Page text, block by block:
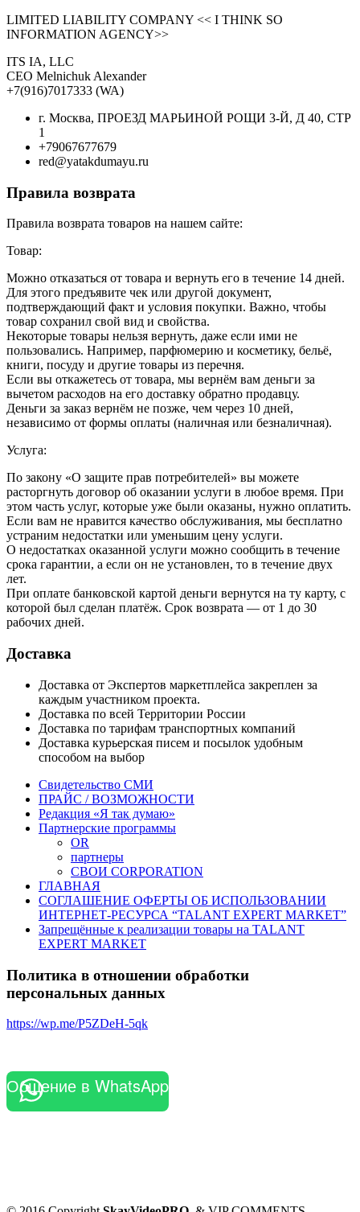
LIMITED LIABILITY COMPANY << I THINK SO
INFORMATION AGENCY>>
ITS IA, LLC
CEO Melnichuk Alexander
+7(916)7017333 (WA)
г. Москва, ПРОЕЗД МАРЬИНОЙ РОЩИ 3-Й, Д 40, СТР
1
+79067677679
red@yatakdumayu.ru
Правила возврата
Правила возврата товаров на нашем сайте:
Товар:
Можно отказаться от товара и вернуть его в течение 14 дней.
Для этого предъявите чек или другой документ,
подтверждающий факт и условия покупки. Важно, чтобы
товар сохранил свой вид и свойства.
Некоторые товары нельзя вернуть, даже если ими не
пользовались. Например, парфюмерию и косметику, бельё,
книги, посуду и другие товары из перечня.
Если вы откажетесь от товара, мы вернём вам деньги за
вычетом расходов на его доставку обратно продавцу.
Деньги за заказ вернём не позже, чем через 10 дней,
независимо от формы оплаты (наличная или безналичная).
Услуга:
По закону «О защите прав потребителей» вы можете
расторгнуть договор об оказании услуги в любое время. При
этом часть услуг, которые уже были оказаны, нужно оплатить.
Если вам не нравится качество обслуживания, мы бесплатно
устраним недостатки или уменьшим цену услуги.
О недостатках оказанной услуги можно сообщить в течение
срока гарантии, а если он не установлен, то в течение двух
лет.
При оплате банковской картой деньги вернутся на ту карту, с
которой был сделан платёж. Срок возврата — от 1 до 30
рабочих дней.
Доставка
Доставка от Экспертов маркетплейса закреплен за
каждым участником проекта.
Доставка по всей Территории России
Доставка по тарифам транспортных компаний
Доставка курьерская писем и посылок удобным
способом на выбор
Свидетельство СМИ
ПРАЙС / ВОЗМОЖНОСТИ
Редакция «Я так думаю»
Партнерские программы
OR
партнеры
СВОИ CORPORATION
ГЛАВНАЯ
СОГЛАШЕНИЕ ОФЕРТЫ ОБ ИСПОЛЬЗОВАНИИ
ИНТЕРНЕТ-РЕСУРСА “TALANT EXPERT MARKET”
Запрещённые к реализации товары на TALANT
EXPERT MARKET
Политика в отношении обработки
персональных данных
https://wp.me/P5ZDeH-5qk
Общение в WhatsApp